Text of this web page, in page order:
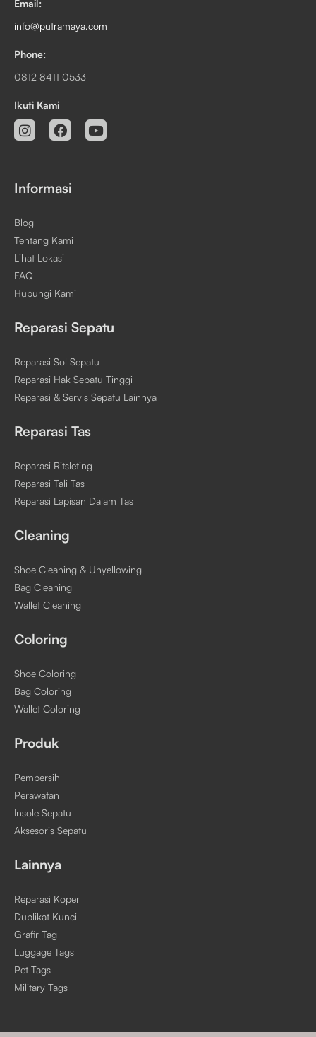
Email:
info@putramaya.com
Phone:
0812 8411 0533
Ikuti Kami
Informasi
Blog
Tentang Kami
Lihat Lokasi
FAQ
Hubungi Kami
Reparasi Sepatu
Reparasi Sol Sepatu
Reparasi Hak Sepatu Tinggi
Reparasi & Servis Sepatu Lainnya
Reparasi Tas
Reparasi Ritsleting
Reparasi Tali Tas
Reparasi Lapisan Dalam Tas
Cleaning
Shoe Cleaning & Unyellowing
Bag Cleaning
Wallet Cleaning
Coloring
Shoe Coloring
Bag Coloring
Wallet Coloring
Produk
Pembersih
Perawatan
Insole Sepatu
Aksesoris Sepatu
Lainnya
Reparasi Koper
Duplikat Kunci
Grafir Tag
Luggage Tags
Pet Tags
Military Tags